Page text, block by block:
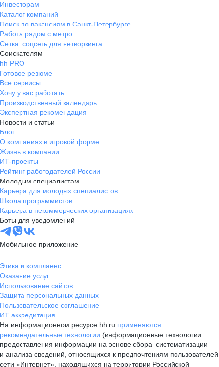
Инвесторам
Каталог компаний
Поиск по вакансиям в Санкт-Петербурге
Работа рядом с метро
Сетка: соцсеть для нетворкинга
Соискателям
hh PRO
Готовое резюме
Все сервисы
Хочу у вас работать
Производственный календарь
Экспертная рекомендация
Новости и статьи
Блог
О компаниях в игровой форме
Жизнь в компании
ИТ-проекты
Рейтинг работодателей России
Молодым специалистам
Карьера для молодых специалистов
Школа программистов
Карьера в некоммерческих организациях
Боты для уведомлений
Мобильное приложение
Этика и комплаенс
Оказание услуг
Использование сайтов
Защита персональных данных
Пользовательское соглашение
ИТ аккредитация
На информационном ресурсе hh.ru применяются
рекомендательные технологии (информационные технологии
предоставления информации на основе сбора, систематизации
и анализа сведений, относящихся к предпочтениям пользователей
сети «Интернет», находящихся на территории Российской